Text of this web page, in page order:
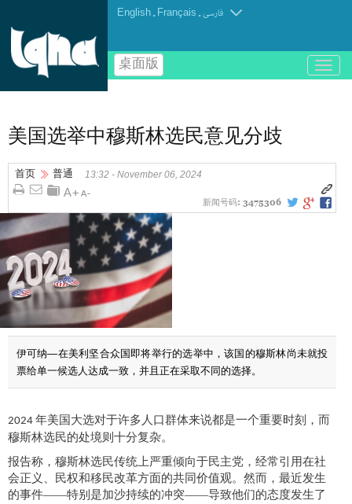
English . Français .فارسی
桌面版
باز
و
美国选举中穆斯林选民意见分歧
首页 普通 13:32 - November 06, 2024
新闻号码: 3475306
伊可纳—在美利坚合众国即将举行的选举中，该国的穆斯林尚未就投
票给单一候选人达成一致，并且正在采取不同的选择。
2024 年美国大选对于许多人口群体来说都是一个重要时刻，而
穆斯林选民的处境则十分复杂。
报告称，穆斯林选民传统上严重倾向于民主党，经常引用在社
会正义、民权和移民改革方面的共同价值观。然而，最近发生
的事件——特别是加沙持续的冲突——导致他们的态度发生了